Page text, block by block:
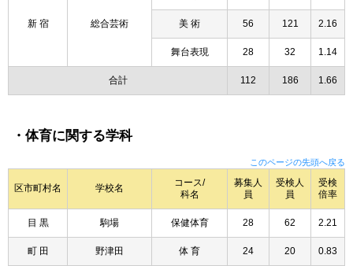
新 宿 総合芸術 美 術 56 121 2.16
舞台表現 28 32 1.14
合計 112 186 1.66
・体育に関する学科
このページの先頭へ戻る
区市町村名 学校名
コース/
科名
募集人
員
受検人
員
受検
倍率
目 黒 駒場 保健体育 28 62 2.21
町 田 野津田 体 育 24 20 0.83